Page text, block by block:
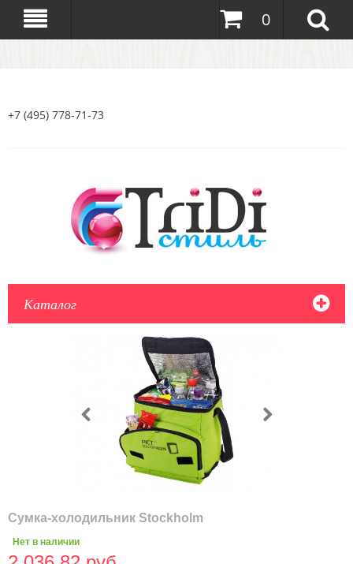
0
+7 (495) 778-71-73
Каталог
Сумка-холодильник Stockholm
Нет в наличии